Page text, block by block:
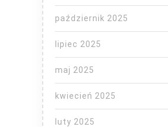
październik 2025
lipiec 2025
maj 2025
kwiecień 2025
luty 2025